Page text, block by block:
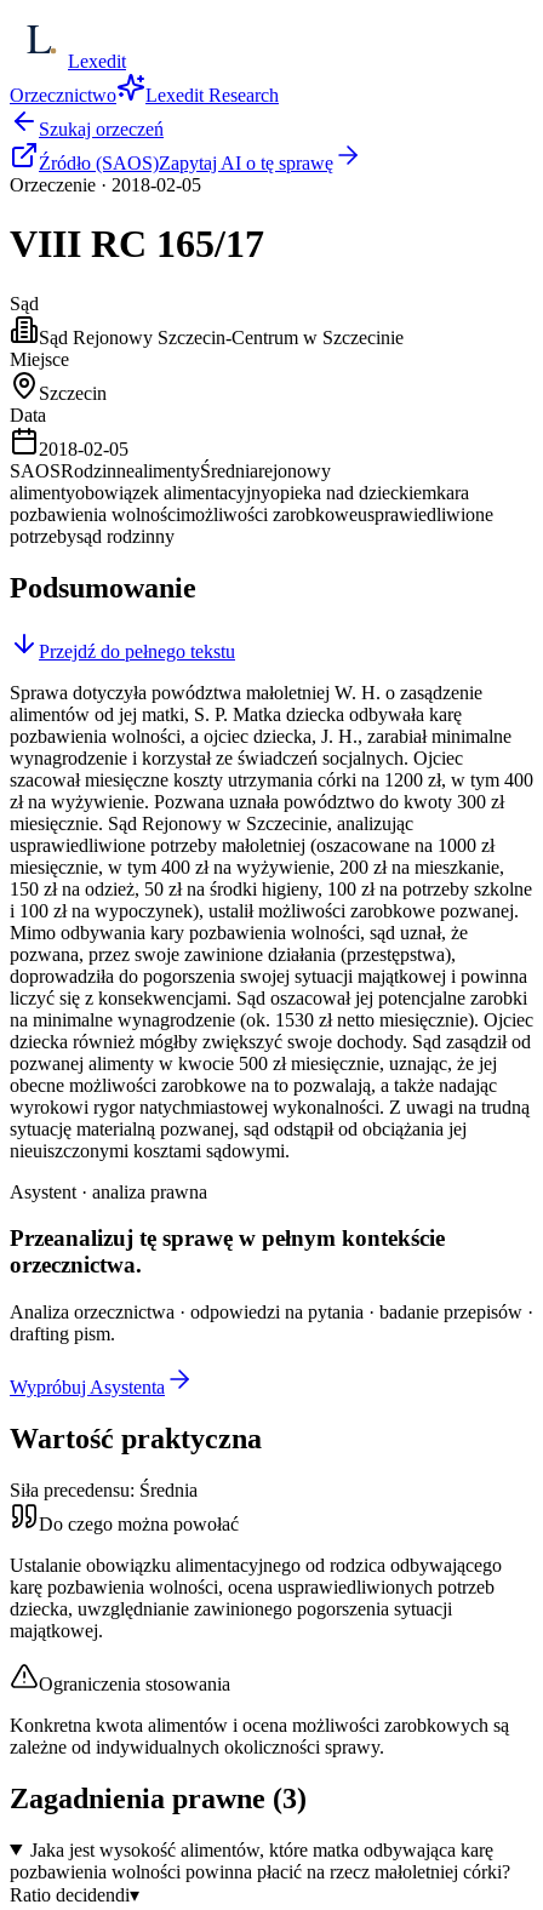
Lexedit
Orzecznictwo
Lexedit Research
Szukaj orzeczeń
Źródło (SAOS)Zapytaj AI o tę sprawę
Orzeczenie · 2018-02-05
VIII RC 165/17
Sąd
Sąd Rejonowy Szczecin-Centrum w Szczecinie
Miejsce
Szczecin
Data
2018-02-05
SAOSRodzinnealimentyŚredniarejonowy
alimentyobowiązek alimentacyjnyopieka nad dzieckiemkara
pozbawienia wolnościmożliwości zarobkoweusprawiedliwione
potrzebysąd rodzinny
Podsumowanie
Przejdź do pełnego tekstu
Sprawa dotyczyła powództwa małoletniej W. H. o zasądzenie
alimentów od jej matki, S. P. Matka dziecka odbywała karę
pozbawienia wolności, a ojciec dziecka, J. H., zarabiał minimalne
wynagrodzenie i korzystał ze świadczeń socjalnych. Ojciec
szacował miesięczne koszty utrzymania córki na 1200 zł, w tym 400
zł na wyżywienie. Pozwana uznała powództwo do kwoty 300 zł
miesięcznie. Sąd Rejonowy w Szczecinie, analizując
usprawiedliwione potrzeby małoletniej (oszacowane na 1000 zł
miesięcznie, w tym 400 zł na wyżywienie, 200 zł na mieszkanie,
150 zł na odzież, 50 zł na środki higieny, 100 zł na potrzeby szkolne
i 100 zł na wypoczynek), ustalił możliwości zarobkowe pozwanej.
Mimo odbywania kary pozbawienia wolności, sąd uznał, że
pozwana, przez swoje zawinione działania (przestępstwa),
doprowadziła do pogorszenia swojej sytuacji majątkowej i powinna
liczyć się z konsekwencjami. Sąd oszacował jej potencjalne zarobki
na minimalne wynagrodzenie (ok. 1530 zł netto miesięcznie). Ojciec
dziecka również mógłby zwiększyć swoje dochody. Sąd zasądził od
pozwanej alimenty w kwocie 500 zł miesięcznie, uznając, że jej
obecne możliwości zarobkowe na to pozwalają, a także nadając
wyrokowi rygor natychmiastowej wykonalności. Z uwagi na trudną
sytuację materialną pozwanej, sąd odstąpił od obciążania jej
nieuiszczonymi kosztami sądowymi.
Asystent · analiza prawna
Przeanalizuj tę sprawę w pełnym kontekście
orzecznictwa.
Analiza orzecznictwa · odpowiedzi na pytania · badanie przepisów ·
drafting pism.
Wypróbuj Asystenta
Wartość praktyczna
Siła precedensu: Średnia
Do czego można powołać
Ustalanie obowiązku alimentacyjnego od rodzica odbywającego
karę pozbawienia wolności, ocena usprawiedliwionych potrzeb
dziecka, uwzględnianie zawinionego pogorszenia sytuacji
majątkowej.
Ograniczenia stosowania
Konkretna kwota alimentów i ocena możliwości zarobkowych są
zależne od indywidualnych okoliczności sprawy.
Zagadnienia prawne (3)
Jaka jest wysokość alimentów, które matka odbywająca karę
pozbawienia wolności powinna płacić na rzecz małoletniej córki?
Ratio decidendi▾